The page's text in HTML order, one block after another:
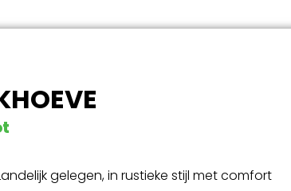
gelegen, in rustieke stijl met comfort